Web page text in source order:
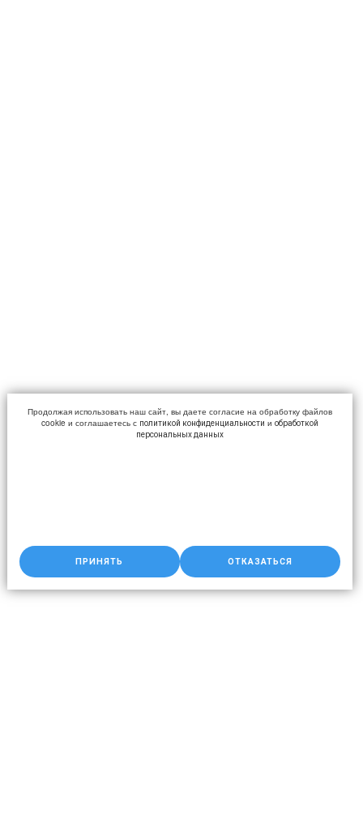
Продолжая использовать наш сайт, вы даете согласие на обработку файлов
cookie и соглашаетесь с политикой конфиденциальности и обработкой
персональных данных
ПРИНЯТЬ ОТКАЗАТЬСЯ